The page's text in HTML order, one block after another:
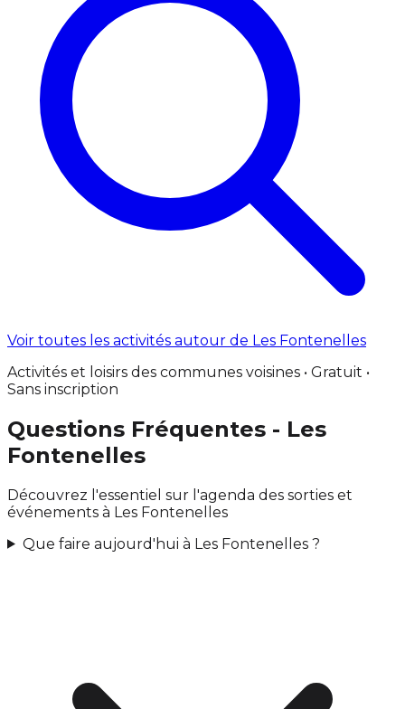
Voir toutes les activités autour de Les Fontenelles
Activités et loisirs des communes voisines • Gratuit •
Sans inscription
Questions Fréquentes - Les
Fontenelles
Découvrez l'essentiel sur l'agenda des sorties et
événements à Les Fontenelles
Que faire aujourd'hui à Les Fontenelles ?